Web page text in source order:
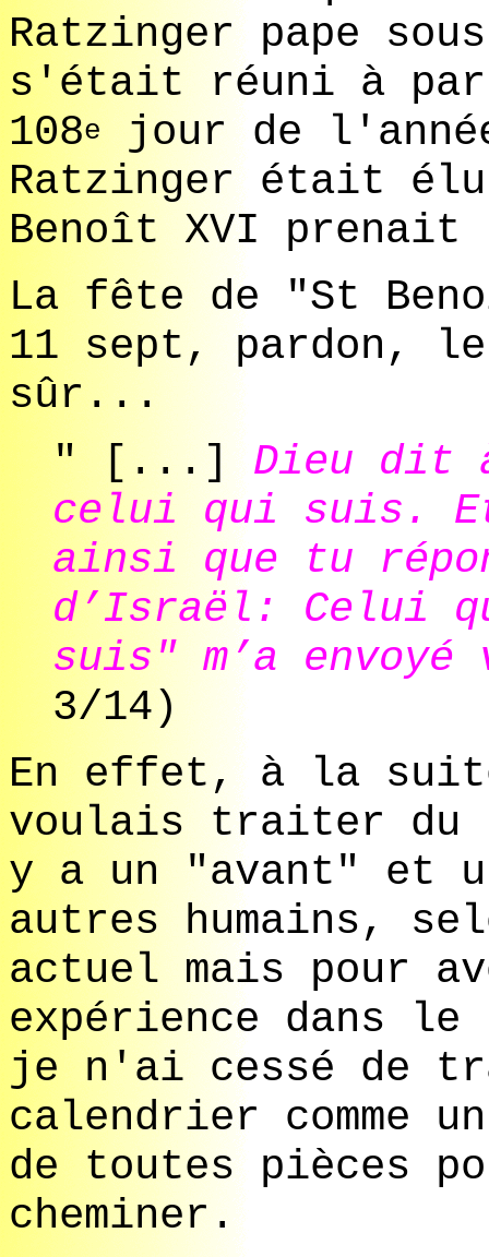
Ratzinger pape
s'était réuni à
108e
jour de
Ratzinger était
Benoît XVI
La fête de "St
11 sept, pardon,
sûr...
" [...] Dieu dit
celui qui suis.
ainsi que tu
d’Israël: Celui
suis" m’a envoyé
3/14)
En effet, à la
voulais traiter
y a un "avant" et
autres humains,
actuel mais pour
expérience dans le
je n'ai cessé de
calendrier comme
de toutes pièces
cheminer.